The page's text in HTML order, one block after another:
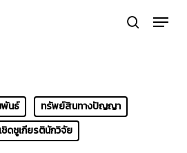
search
Menu
พันธ์
ทรัพย์สินทางปัญญา
เชิดชูเกียรตินักวิจัย